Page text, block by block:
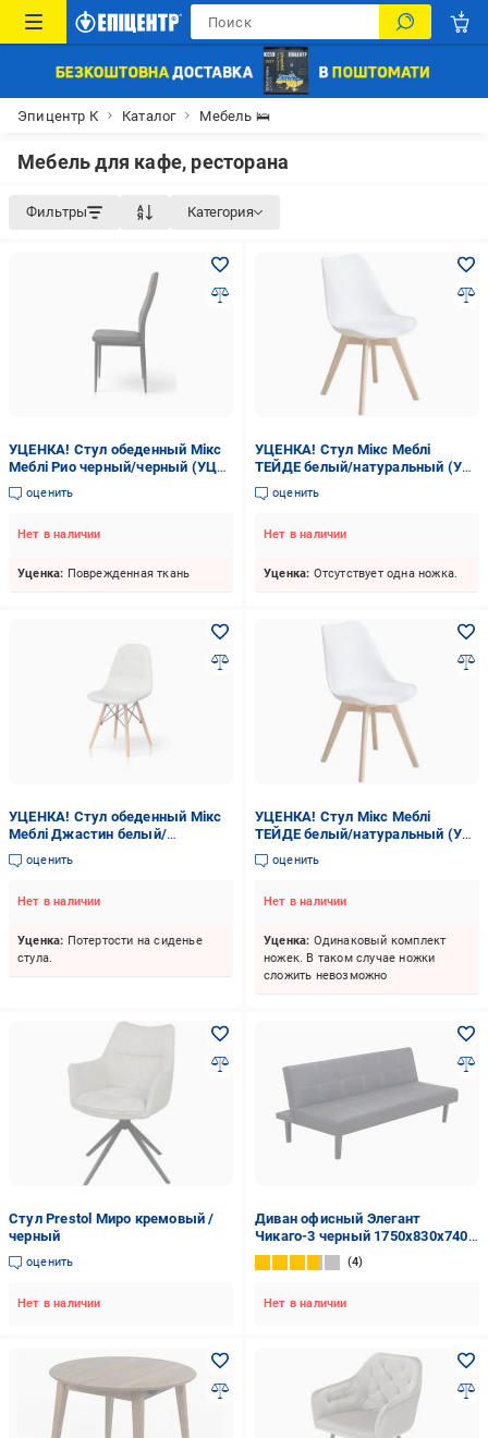
Эпицентр К Каталог Мебель 🛌
Мебель для кафе, ресторана
Фильтры Категория
УЦЕНКА! Стул обеденный Мікс
Меблі Рио черный/черный (УЦ
№2594)
оценить
Нет в наличии
Уценка: Поврежденная ткань
УЦЕНКА! Стул Мікс Меблі
ТЕЙДЕ белый/натуральный (УЦ
№2476)
оценить
Нет в наличии
Уценка: Отсутствует одна ножка.
УЦЕНКА! Стул обеденный Мікс
Меблі Джастин белый/
натуральный (УЦ №2450)
оценить
Нет в наличии
Уценка: Потертости на сиденье
стула.
УЦЕНКА! Стул Мікс Меблі
ТЕЙДЕ белый/натуральный (УЦ
№2637)
оценить
Нет в наличии
Уценка: Одинаковый комплект
ножек. В таком случае ножки
сложить невозможно
Стул Prestol Миро кремовый /
черный
оценить
Нет в наличии
Диван офисный Элегант
Чикаго-3 черный 1750x830x740
мм
4
Нет в наличии